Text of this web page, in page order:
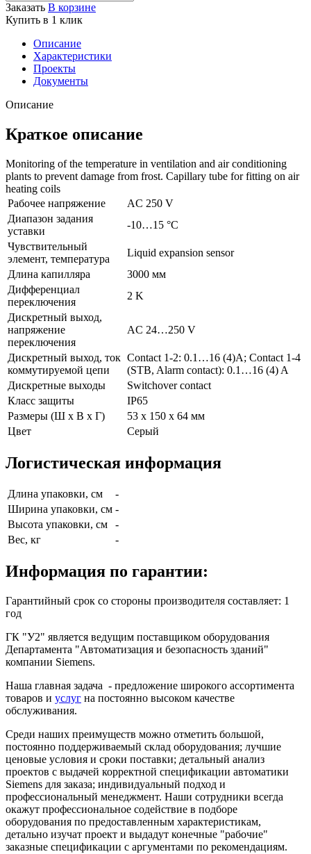
Заказать В корзине
Купить в 1 клик
Описание
Характеристики
Проекты
Документы
Описание
Краткое описание
Monitoring of the temperature in ventilation and air conditioning
plants to prevent damage from frost. Capillary tube for fitting on air
heating coils
Рабочее напряжение
AC 250 V
Диапазон задания
уставки
-10…15 °C
Чувствительный
элемент, температура
Liquid expansion sensor
Длина капилляра
3000 мм
Дифференциал
переключения
2 K
Дискретный выход,
напряжение
переключения
AC 24…250 V
Дискретный выход, ток
коммутируемой цепи
Contact 1-2: 0.1…16 (4)A; Contact 1-4
(STB, Alarm contact): 0.1…16 (4) A
Дискретные выходы
Switchover contact
Класс защиты
IP65
Размеры (Ш х В х Г)
53 x 150 x 64 мм
Цвет
Серый
Логистическая информация
Длина упаковки, см
-
Ширина упаковки, см -
Высота упаковки, см
-
Вес, кг
-
Информация по гарантии:
Гарантийный срок со стороны производителя составляет: 1
год
ГК "У2" является ведущим поставщиком оборудования
Департамента "Автоматизация и безопасность зданий"
компании Siemens.
Наша главная задача - предложение широкого ассортимента
товаров и услуг на постоянно высоком качестве
обслуживания.
Среди наших преимуществ можно отметить большой,
постоянно поддерживаемый склад оборудования; лучшие
ценовые условия и сроки поставки; детальный анализ
проектов с выдачей корректной спецификации автоматики
Siemens для заказа; индивидуальный подход и
профессиональный менеджмент. Наши сотрудники всегда
окажут профессиональное содействие в подборе
оборудования по предоставленным характеристикам,
детально изучат проект и выдадут конечные "рабочие"
заказные спецификации с аргументами по рекомендациям.